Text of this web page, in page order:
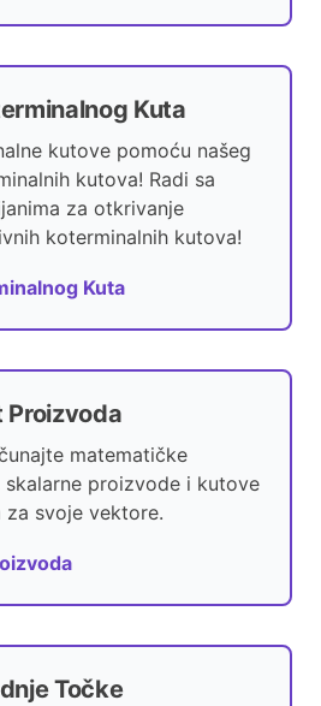
Kuta
kutove pomoću našeg
kutova! Radi sa
za otkrivanje
koterminalnih kutova!
Kuta
Proizvoda
matematičke
proizvode i kutove
svoje vektore.
Točke